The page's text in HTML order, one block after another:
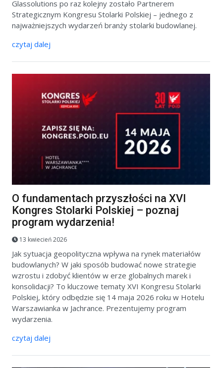
Glassolutions po raz kolejny zostało Partnerem
Strategicznym Kongresu Stolarki Polskiej – jednego z
najważniejszych wydarzeń branży stolarki budowlanej.
czytaj dalej
O fundamentach przyszłości na XVI
Kongres Stolarki Polskiej – poznaj
program wydarzenia!
13 kwiecień 2026
Jak sytuacja geopolityczna wpływa na rynek materiałów
budowlanych? W jaki sposób budować nowe strategie
wzrostu i zdobyć klientów w erze globalnych marek i
konsolidacji? To kluczowe tematy XVI Kongresu Stolarki
Polskiej, który odbędzie się 14 maja 2026 roku w Hotelu
Warszawianka w Jachrance. Prezentujemy program
wydarzenia.
czytaj dalej